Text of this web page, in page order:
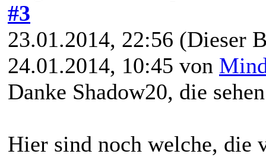
#3
23.01.2014, 22:56 (Dieser
24.01.2014, 10:45 von
Danke Shadow20, die
Hier sind noch welche, die